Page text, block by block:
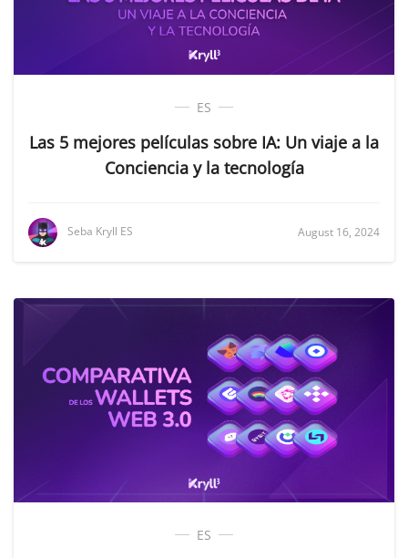
ES
Las 5 mejores películas sobre IA: Un viaje a la
Conciencia y la tecnología
Seba Kryll ES August 16, 2024
ES